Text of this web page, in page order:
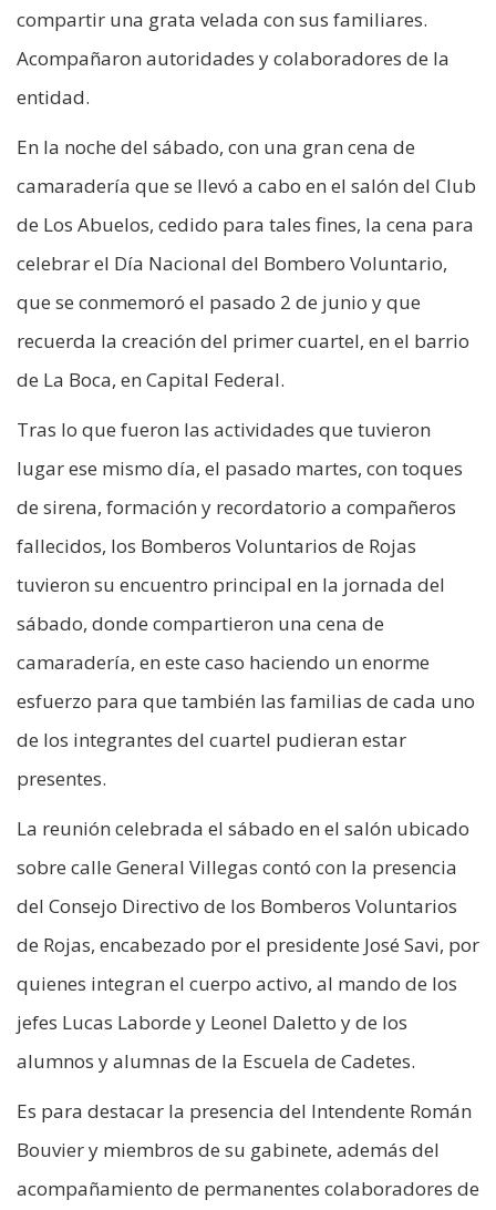
compartir una grata velada con sus familiares.
Acompañaron autoridades y colaboradores de la
entidad.
En la noche del sábado, con una gran cena de
camaradería que se llevó a cabo en el salón del Club
de Los Abuelos, cedido para tales fines, la cena para
celebrar el Día Nacional del Bombero Voluntario,
que se conmemoró el pasado 2 de junio y que
recuerda la creación del primer cuartel, en el barrio
de La Boca, en Capital Federal.
Tras lo que fueron las actividades que tuvieron
lugar ese mismo día, el pasado martes, con toques
de sirena, formación y recordatorio a compañeros
fallecidos, los Bomberos Voluntarios de Rojas
tuvieron su encuentro principal en la jornada del
sábado, donde compartieron una cena de
camaradería, en este caso haciendo un enorme
esfuerzo para que también las familias de cada uno
de los integrantes del cuartel pudieran estar
presentes.
La reunión celebrada el sábado en el salón ubicado
sobre calle General Villegas contó con la presencia
del Consejo Directivo de los Bomberos Voluntarios
de Rojas, encabezado por el presidente José Savi, por
quienes integran el cuerpo activo, al mando de los
jefes Lucas Laborde y Leonel Daletto y de los
alumnos y alumnas de la Escuela de Cadetes.
Es para destacar la presencia del Intendente Román
Bouvier y miembros de su gabinete, además del
acompañamiento de permanentes colaboradores de